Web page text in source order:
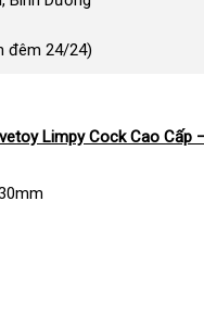
đêm 24/24)
Limpy Cock Cao Cấp